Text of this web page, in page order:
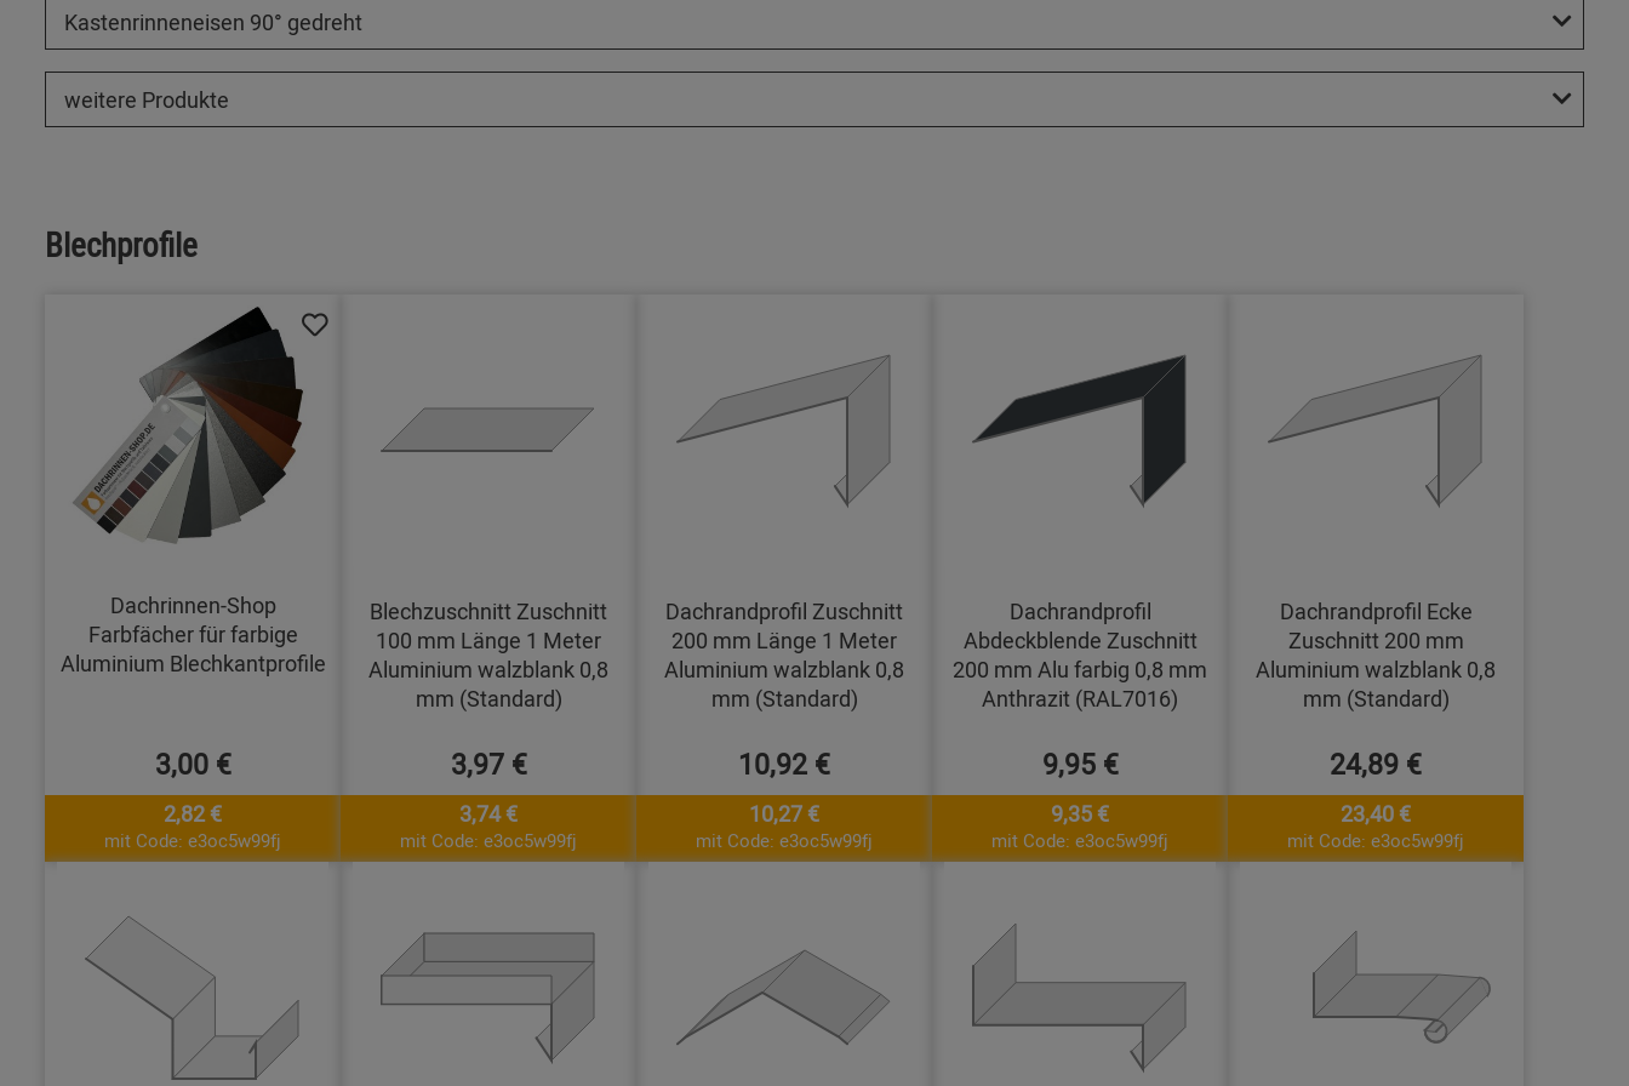
Kastenrinneneisen 90° gedreht
weitere Produkte
Blechprofile
Dachrinnen-Shop
Farbfächer für farbige
Aluminium Blechkantprofile
3,00 €
2,82 €
mit Code: e3oc5w99fj
Blechzuschnitt Zuschnitt
100 mm Länge 1 Meter
Aluminium walzblank 0,8
mm (Standard)
3,97 €
3,74 €
mit Code: e3oc5w99fj
Dachrandprofil Zuschnitt
200 mm Länge 1 Meter
Aluminium walzblank 0,8
mm (Standard)
10,92 €
10,27 €
mit Code: e3oc5w99fj
Dachrandprofil
Abdeckblende Zuschnitt
200 mm Alu farbig 0,8 mm
Anthrazit (RAL7016)
9,95 €
9,35 €
mit Code: e3oc5w99fj
Dachrandprofil Ecke
Zuschnitt 200 mm
Aluminium walzblank 0,8
mm (Standard)
24,89 €
23,40 €
mit Code: e3oc5w99fj